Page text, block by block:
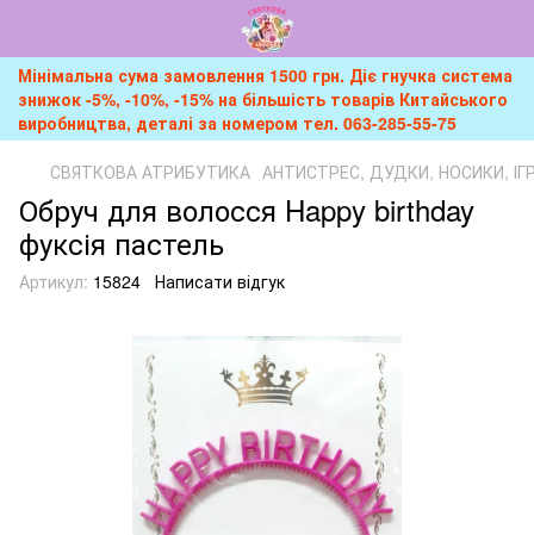
Мінімальна сума замовлення 1500 грн. Діє гнучка система
знижок -5%, -10%, -15% на більшість товарів Китайського
виробництва, деталі за номером тел. 063-285-55-75
СВЯТКОВА АТРИБУТИКА АНТИСТРЕС, ДУДКИ, НОСИКИ,
Обруч для волосся Happy birthday
фуксія пастель
Артикул: 15824 Написати відгук